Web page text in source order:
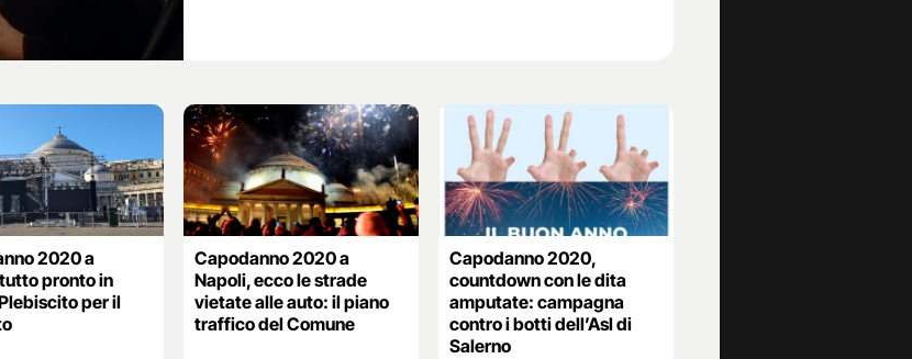
2020 a
pronto in
per il
Capodanno 2020 a
Napoli, ecco le strade
vietate alle auto: il piano
traffico del Comune
Capodanno 2020,
countdown con le dita
amputate: campagna
contro i botti dell’Asl di
Salerno